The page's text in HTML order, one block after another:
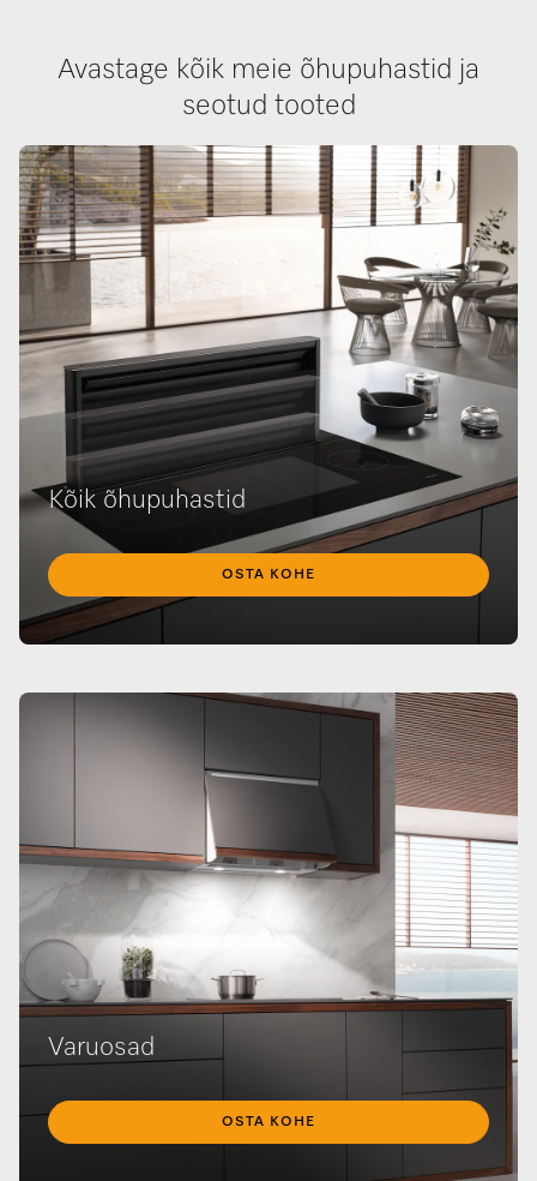
Avastage kõik meie õhupuhastid ja
seotud tooted
Kõik õhupuhastid
OSTA KOHE
Varuosad
OSTA KOHE